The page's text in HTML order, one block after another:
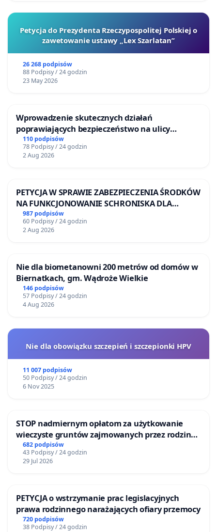
Petycja do Prezydenta Rzeczypospolitej Polskiej o
zawetowanie ustawy „Lex Szarlatan”
26 268 podpisów
88 Podpisy / 24 godzin
23 May 2026
Wprowadzenie skutecznych działań
poprawiających bezpieczeństwo na ulicy
Żeromskiego w Otwocku
110 podpisów
78 Podpisy / 24 godzin
2 Aug 2026
PETYCJA W SPRAWIE ZABEZPIECZENIA ŚRODKÓW
NA FUNKCJONOWANIE SCHRONISKA DLA
BEZDOMNYCH ZWIERZĄT W SKARYSZEWIE
987 podpisów
60 Podpisy / 24 godzin
2 Aug 2026
Nie dla biometanowni 200 metrów od domów w
Biernatkach, gm. Wądroże Wielkie
146 podpisów
57 Podpisy / 24 godzin
4 Aug 2026
Nie dla obowiązku szczepień i szczepionki HPV
11 007 podpisów
50 Podpisy / 24 godzin
6 Nov 2025
STOP nadmiernym opłatom za użytkowanie
wieczyste gruntów zajmowanych przez rodzinne
ogrody działkowe.
682 podpisów
43 Podpisy / 24 godzin
29 Jul 2026
PETYCJA o wstrzymanie prac legislacyjnych
prawa rodzinnego narażających ofiary przemocy
720 podpisów
38 Podpisy / 24 godzin